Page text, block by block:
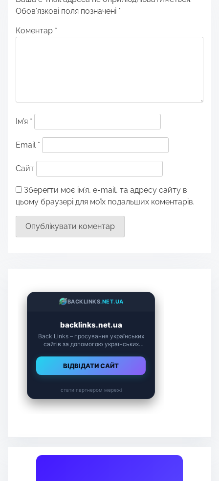
Обов’язкові поля позначені *
Коментар *
Ім'я *
Email *
Сайт
Зберегти моє ім'я, e-mail, та адресу сайту в
цьому браузері для моїх подальших коментарів.